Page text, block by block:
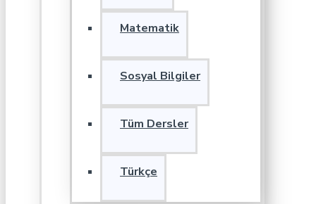
Matematik
Sosyal Bilgiler
Tüm Dersler
Türkçe